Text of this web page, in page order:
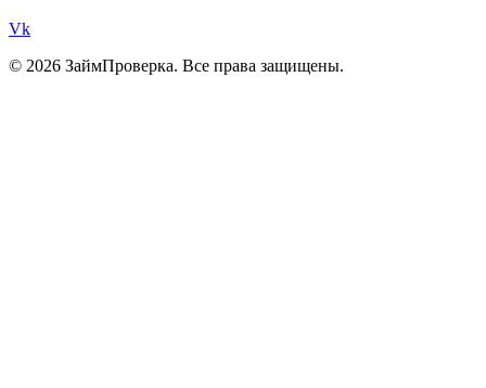
Vk
© 2026 ЗаймПроверка. Все права защищены.